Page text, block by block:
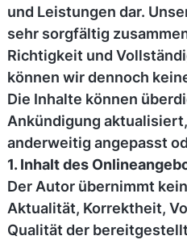
und Leistungen dar.
sehr sorgfältig
Richtigkeit und
können wir dennoch
Die Inhalte können
Ankündigung
anderweitig angepasst
1. Inhalt des
Der Autor übernimmt
Aktualität, Korrektheit,
Qualität der